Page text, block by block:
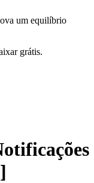
um equilíbrio
grátis.